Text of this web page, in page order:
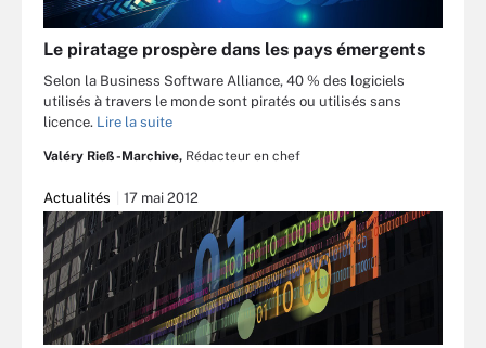
Le piratage prospère dans les pays émergents
Selon la Business Software Alliance, 40 % des logiciels
utilisés à travers le monde sont piratés ou utilisés sans
licence. Lire la suite
Valéry Rieß-Marchive, Rédacteur en chef
Actualités 17 mai 2012